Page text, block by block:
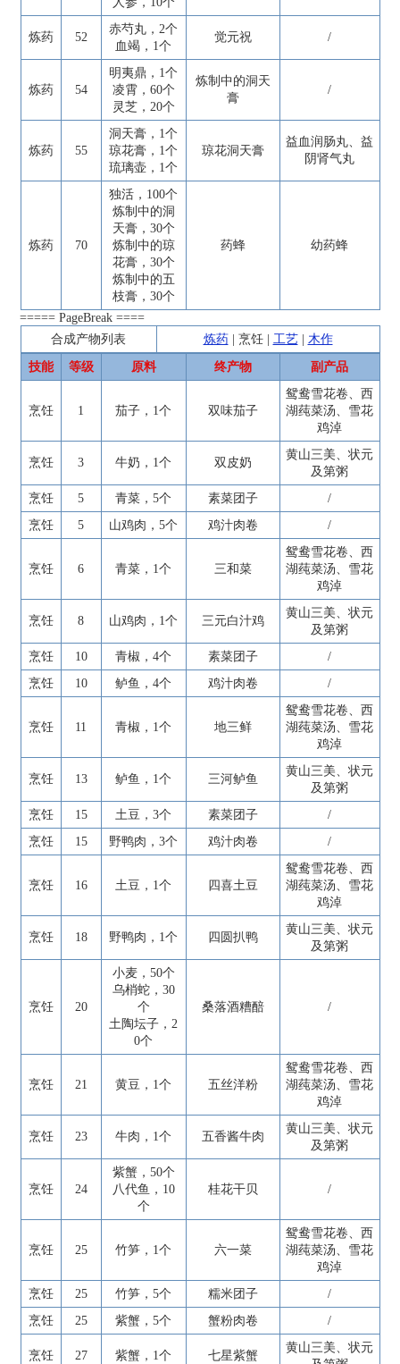
炼药 52
赤芍丸，2个
血竭，1个
觉元祝 /
炼药 54
明夷鼎，1个
凌霄，60个
灵芝，20个
炼制中的洞天
膏
/
炼药 55
洞天膏，1个
琼花膏，1个
琉璃壶，1个
琼花洞天膏
益血润肠丸、益
阴肾气丸
炼药 70
独活，100个
炼制中的洞
天膏，30个
炼制中的琼
花膏，30个
炼制中的五
枝膏，30个
药蜂 幼药蜂
===== PageBreak ====
合成产物列表
炼药| 烹饪| 工艺| 木作
技能
等级 原料 终产物 副产品
烹饪 1 茄子，1个 双味茄子
鸳鸯雪花卷、西
湖莼菜汤、雪花
鸡淖
烹饪 3 牛奶，1个 双皮奶
黄山三美、状元
及第粥
烹饪
5 青菜，5个 素菜团子
/
烹饪
5 山鸡肉，5个 鸡汁肉卷 /
烹饪 6 青菜，1个 三和菜
鸳鸯雪花卷、西
湖莼菜汤、雪花
鸡淖
烹饪 8 山鸡肉，1个 三元白汁鸡
黄山三美、状元
及第粥
烹饪
10 青椒，4个 素菜团子
/
烹饪
10 鲈鱼，4个 鸡汁肉卷 /
烹饪 11 青椒，1个 地三鲜
鸳鸯雪花卷、西
湖莼菜汤、雪花
鸡淖
烹饪 13 鲈鱼，1个 三河鲈鱼
黄山三美、状元
及第粥
烹饪
15 土豆，3个 素菜团子
/
烹饪
15 野鸭肉，3个 鸡汁肉卷 /
烹饪 16 土豆，1个 四喜土豆
鸳鸯雪花卷、西
湖莼菜汤、雪花
鸡淖
烹饪 18 野鸭肉，1个 四圆扒鸭
黄山三美、状元
及第粥
烹饪 20
小麦，50个
乌梢蛇，30
个
土陶坛子，2
0个
桑落酒糟醅 /
烹饪 21 黄豆，1个 五丝洋粉
鸳鸯雪花卷、西
湖莼菜汤、雪花
鸡淖
烹饪 23 牛肉，1个 五香酱牛肉
黄山三美、状元
及第粥
烹饪 24
紫蟹，50个
八代鱼，10
个
桂花干贝 /
烹饪 25 竹笋，1个 六一菜
鸳鸯雪花卷、西
湖莼菜汤、雪花
鸡淖
烹饪
25 竹笋，5个 糯米团子
/
烹饪
25 紫蟹，5个 蟹粉肉卷 /
烹饪 27 紫蟹，1个 七星紫蟹
黄山三美、状元